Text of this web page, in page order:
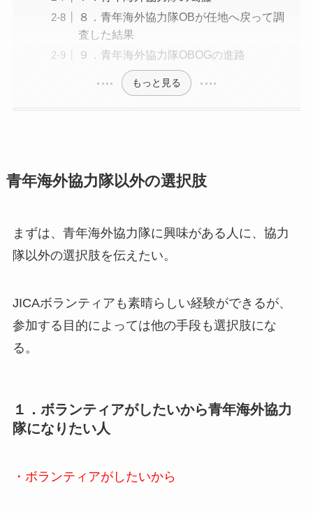
８．青年海外協力隊OBが任地へ戻って調
査した結果
９．青年海外協力隊OBOGの進路
もっと見る
青年海外協力隊以外の選択肢
まずは、青年海外協力隊に興味がある人に、協力
隊以外の選択肢を伝えたい。
JICAボランティアも素晴らしい経験ができるが、
参加する目的によっては他の手段も選択肢にな
る。
１．ボランティアがしたいから青年海外協力
隊になりたい人
・ボランティアがしたいから